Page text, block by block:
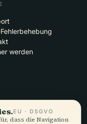
werden
EU · DSGVO
dass die Navigation